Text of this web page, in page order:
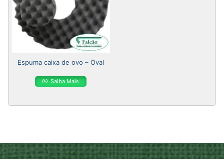
Espuma caixa de ovo – Oval
Saiba Mais